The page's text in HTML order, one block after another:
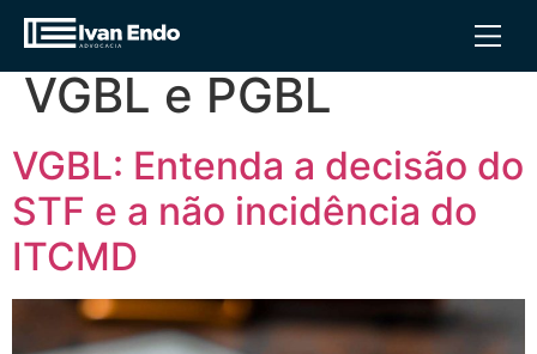
Tag:Diferença entre
VGBL e PGBL
VGBL: Entenda a decisão do
STF e a não incidência do
ITCMD